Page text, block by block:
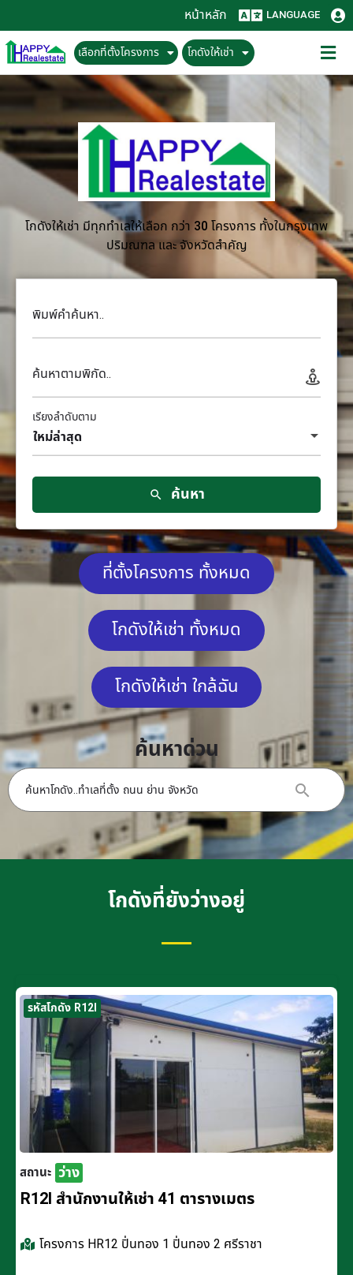
หน้าหลัก LANGUAGE
เลือกที่ตั้งโครงการ โกดังให้เช่า
โกดังให้เช่า มีทุกทำเลให้เลือก กว่า 30 โครงการ ทั้งในกรุงเทพ
ปริมณฑล และ จังหวัดสำคัญ
พิมพ์คำค้นหา..
ค้นหาตามพิกัด..
ใหม่ล่าสุด
เรียงลำดับตาม
ค้นหา
ที่ตั้งโครงการ ทั้งหมด
โกดังให้เช่า ทั้งหมด
โกดังให้เช่า ใกล้ฉัน
ค้นหาด่วน
โกดังที่ยังว่างอยู่
รหัสโกดัง R12I
สถานะ ว่าง
R12I สำนักงานให้เช่า 41 ตารางเมตร
โครงการ HR12 ปิ่นทอง 1 ปิ่นทอง 2 ศรีราชา